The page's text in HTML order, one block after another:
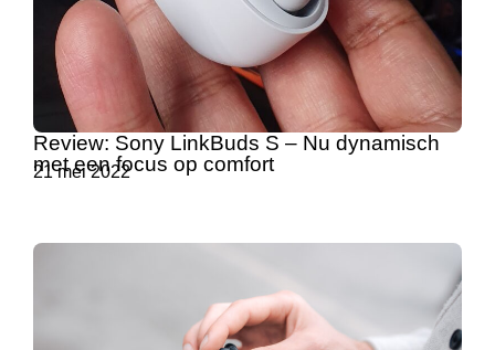
Review: Sony LinkBuds S – Nu dynamisch
met een focus op comfort
21 mei 2022